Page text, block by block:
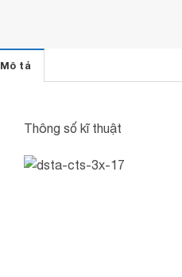
Mô tả
Thông số kĩ thuật